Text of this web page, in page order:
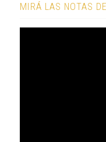
MIRÁ LAS NOTAS